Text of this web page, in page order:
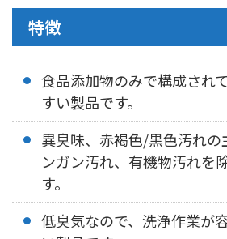
特徴
食品添加物のみで構成され
すい製品です。
異臭味、赤褐色/黒色汚れの
ンガン汚れ、有機物汚れを
す。
低臭気なので、洗浄作業が